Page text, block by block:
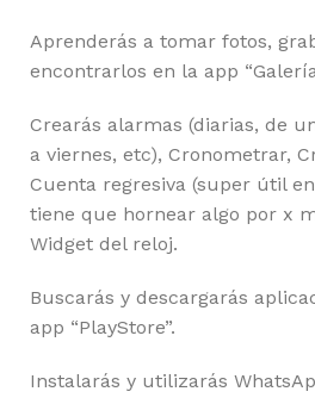
Aprenderás a tomar fotos,
encontrarlos en la app
Crearás alarmas (diarias, de
a viernes, etc), Cronometrar,
Cuenta regresiva (super útil
tiene que hornear algo por x
Widget del reloj.
Buscarás y descargarás
app “PlayStore”.
Instalarás y utilizarás